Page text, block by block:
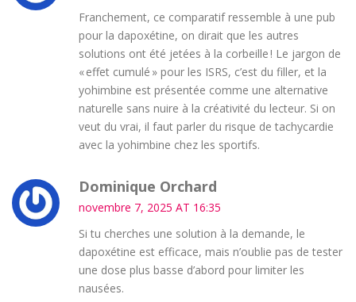
Franchement, ce comparatif ressemble à une pub
pour la dapoxétine, on dirait que les autres
solutions ont été jetées à la corbeille ! Le jargon de
« effet cumulé » pour les ISRS, c’est du filler, et la
yohimbine est présentée comme une alternative
naturelle sans nuire à la créativité du lecteur. Si on
veut du vrai, il faut parler du risque de tachycardie
avec la yohimbine chez les sportifs.
Dominique Orchard
novembre 7, 2025 AT 16:35
Si tu cherches une solution à la demande, le
dapoxétine est efficace, mais n’oublie pas de tester
une dose plus basse d’abord pour limiter les
nausées.